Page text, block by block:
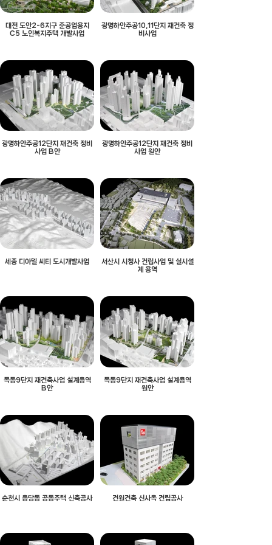
대전 도안2-6지구 준공업용지
C5 노인복지주택 개발사업
광명하안주공10,11단지 재건축 정
비사업
광명하안주공12단지 재건축 정비
사업 B안
광명하안주공12단지 재건축 정비
사업 원안
세종 디아델 씨티 도시개발사업
서산시 시청사 건립사업 및 실시설
계 용역
목동9단지 재건축사업 설계용역
B안
목동9단지 재건축사업 설계용역
원안
순천시 용당동 공동주택 신축공사 건원건축 신사옥 건립공사